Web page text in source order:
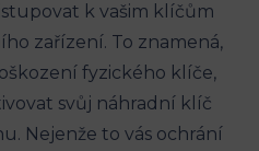
k vašim klíčům
zařízení. To znamená,
fyzického klíče,
svůj náhradní klíč‌
Nejenže to ⁣vás ochrání